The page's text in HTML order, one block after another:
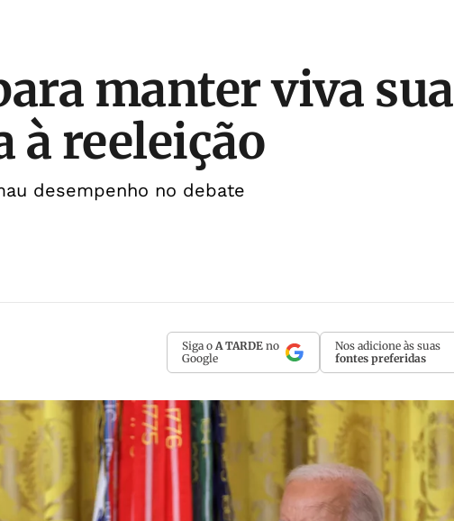
manter viva sua
à reeleição
desempenho no debate
Siga o A TARDE no
Google
Nos adicione às suas
fontes preferidas